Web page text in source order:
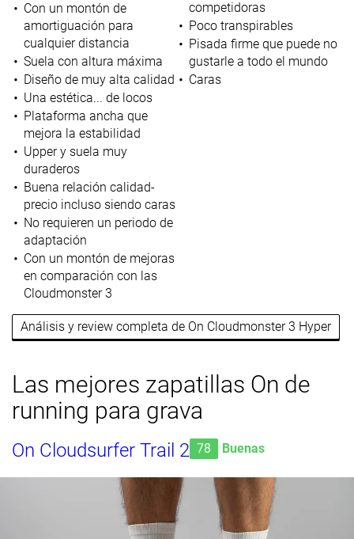
Con un montón de
amortiguación para
cualquier distancia
Suela con altura máxima
Diseño de muy alta calidad
Una estética... de locos
Plataforma ancha que
mejora la estabilidad
Upper y suela muy
duraderos
Buena relación calidad-
precio incluso siendo caras
No requieren un periodo de
adaptación
Con un montón de mejoras
en comparación con las
Cloudmonster 3
competidoras
Poco transpirables
Pisada firme que puede no
gustarle a todo el mundo
Caras
Análisis y review completa de On Cloudmonster 3 Hyper
Las mejores zapatillas On de
running para grava
On Cloudsurfer Trail 2 78 Buenas